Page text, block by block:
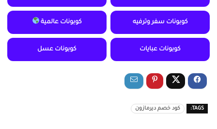
كوبونات سفر وترفيه كوبونات عالمية
كوبونات عبايات كوبونات عسل
TAGS: كود خصم ديرمازون